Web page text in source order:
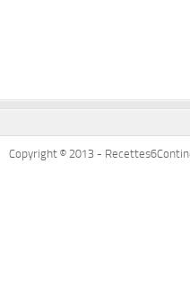
Copyright © 2013 -